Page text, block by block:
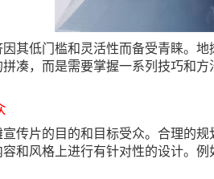
其低门槛和灵活性而备受青睐。
凑，而是需要掌握一系列技巧和
传片的目的和目标受众。合理的
和风格上进行有针对性的设计。